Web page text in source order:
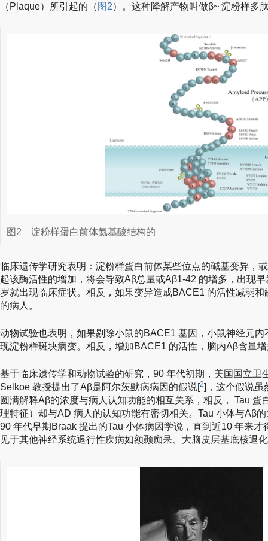
（Plaque）所引起的（ 图2）。这种降解产物叫做β~ 淀粉样多
图2 淀粉样蛋白前体氨基酸结构的
临床遗传学研究表明：淀粉样蛋白前体某些位点的碱基变异，
起该酶活性的增加，将会导致Aβ总量或Aβ1-42 的增多，出现
岁就出现临床症状。相反，如果变异造成BACE1 的活性减弱
的病人。
动物试验也表明，如果剔除小鼠的BACE1 基因，小鼠神经元
现淀粉样斑块病变。相反，增加BACE1 的活性，脑内Aβ含量
基于临床遗传学和动物试验的研究，90 年代初期，美国国立卫
Selkoe 教授提出了Aβ是阿尔茨默病病因的假说[2]，这个假说虽
圆满解释Aβ的浓度与病人认知功能的相互关系，相反， Tau 蛋
理特征）却与AD 病人的认知功能有密切相关。Tau 小体与Aβ
90 年代早期Braak 提出的Tau 小体病因学说，直到近10 年来
见于其他神经系统退行性疾病如额颞痴呆、大脑皮层基底核退